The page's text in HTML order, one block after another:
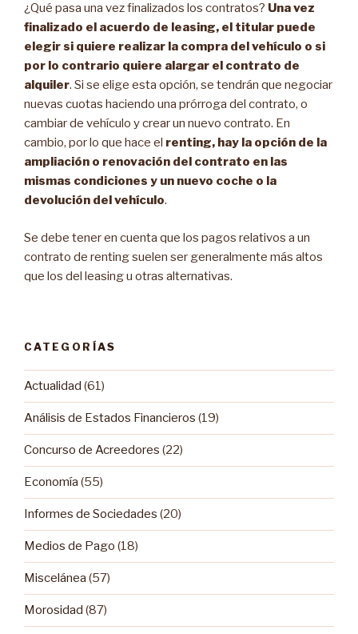
¿Qué pasa una vez finalizados los contratos? Una vez
finalizado el acuerdo de leasing, el titular puede
elegir si quiere realizar la compra del vehículo o si
por lo contrario quiere alargar el contrato de
alquiler. Si se elige esta opción, se tendrán que negociar
nuevas cuotas haciendo una prórroga del contrato, o
cambiar de vehículo y crear un nuevo contrato. En
cambio, por lo que hace el renting, hay la opción de la
ampliación o renovación del contrato en las
mismas condiciones y un nuevo coche o la
devolución del vehículo.
Se debe tener en cuenta que los pagos relativos a un
contrato de renting suelen ser generalmente más altos
que los del leasing u otras alternativas.
CATEGORÍAS
Actualidad (61)
Análisis de Estados Financieros (19)
Concurso de Acreedores (22)
Economía (55)
Informes de Sociedades (20)
Medios de Pago (18)
Miscelánea (57)
Morosidad (87)